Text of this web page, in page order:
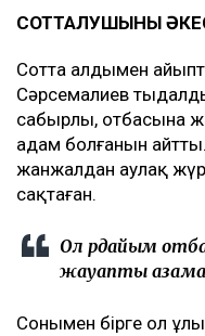
СОТТАЛУШЫНЫҢ
Сотта алдымен
Сәрсемалиев
сабырлы, отбасына
адам болғанын айтты.
жанжалдан аулақ
сақтаған.
Ол әрдайым
жауапты азамат
Сонымен бірге ол